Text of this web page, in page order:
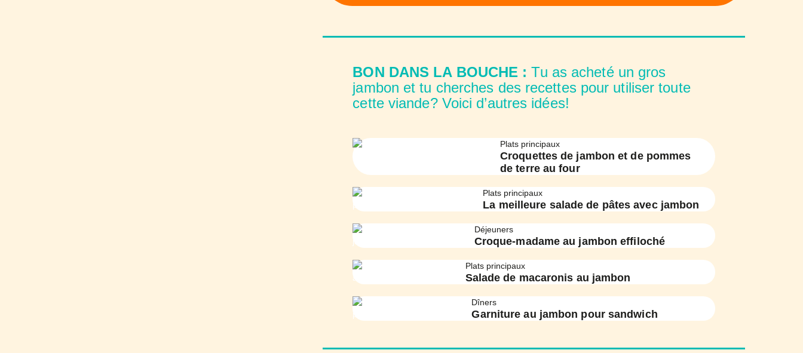
BON DANS LA BOUCHE : Tu as acheté un gros
jambon et tu cherches des recettes pour utiliser toute
cette viande? Voici d’autres idées!
Plats principaux
Croquettes de jambon et de pommes
de terre au four
Plats principaux
La meilleure salade de pâtes avec jambon
Déjeuners
Croque-madame au jambon effiloché
Plats principaux
Salade de macaronis au jambon
Dîners
Garniture au jambon pour sandwich